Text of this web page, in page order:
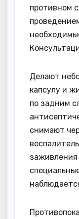
противном
Делают
капсулу и
по задним
снимают